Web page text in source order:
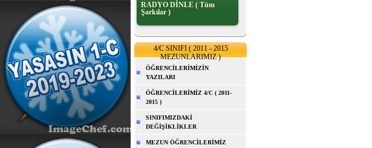
RADYO DİNLE ( Tüm
Şarkılar )
4/C SINIFI ( 2011 - 2015
MEZUNLARIMIZ )
ÖĞRENCİLERİMİZİN
YAZILARI
ÖĞRENCİLERİMİZ 4/C ( 2011-
2015 )
SINIFIMIZDAKİ
DEĞİŞİKLİKLER
MEZUN ÖĞRENCİLERİMİZ